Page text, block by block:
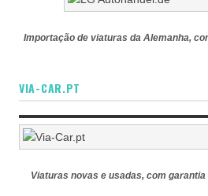
Importação de viaturas da Alemanha,
VIA-CAR.PT
Viaturas novas e usadas, com